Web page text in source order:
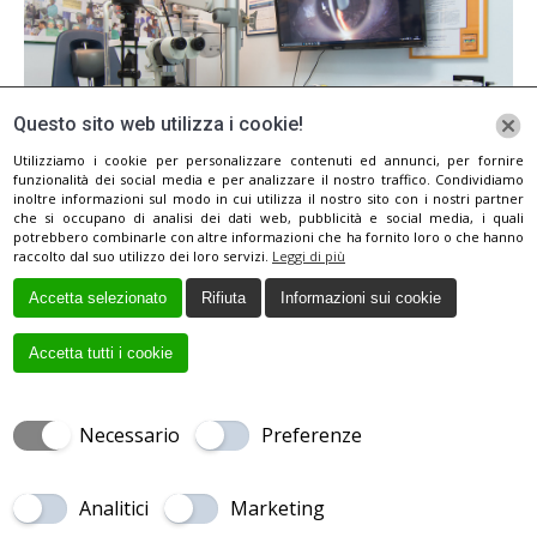
OCULISTA | Tutti i diritti riservatti.
Questo sito web utilizza i cookie!
Utilizziamo i cookie per personalizzare contenuti ed annunci, per fornire
funzionalità dei social media e per analizzare il nostro traffico. Condividiamo
inoltre informazioni sul modo in cui utilizza il nostro sito con i nostri partner
che si occupano di analisi dei dati web, pubblicità e social media, i quali
potrebbero combinarle con altre informazioni che ha fornito loro o che hanno
raccolto dal suo utilizzo dei loro servizi. Leggi di più
Accetta selezionato Rifiuta Informazioni sui cookie
Accetta tutti i cookie
Necessario Preferenze
Analitici Marketing